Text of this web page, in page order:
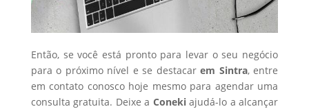
Então, se você está pronto para levar o seu negócio
para o próximo nível e se destacarem Sintra, entre
em contato conosco hoje mesmo para agendar uma
consulta gratuita. Deixe a Conekiajudá-lo a alcançar